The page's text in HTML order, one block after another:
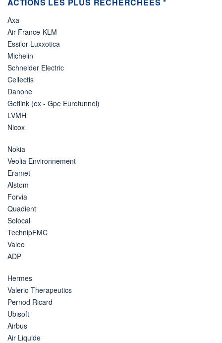
Axa
Air France-KLM
Essilor Luxxotica
Michelin
Schneider Electric
Cellectis
Danone
Getlink (ex - Gpe Eurotunnel)
LVMH
Nicox
Nokia
Veolia Environnement
Eramet
Alstom
Forvia
Quadient
Solocal
TechnipFMC
Valeo
ADP
Hermes
Valerio Therapeutics
Pernod Ricard
Ubisoft
Airbus
Air Liquide